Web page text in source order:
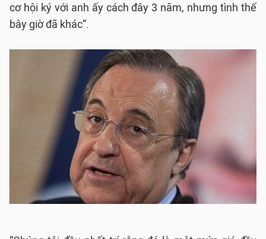
cơ hội ký với anh ấy cách đây 3 năm, nhưng tình thế
bây giờ đã khác”.